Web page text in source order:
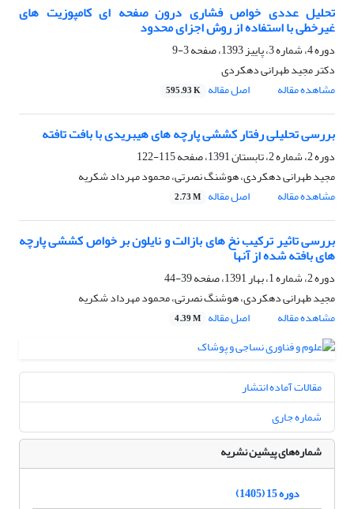
تحلیل عددی خواص فشاری درون صفحه ای کامپوزیت های
غیرخطی با استفاده از روش اجزای محدود
دوره 4، شماره 3، پاییز 1393، صفحه
3-9
دکتر مجید طهرانی دهکردی
مشاهده مقاله
اصل مقاله 595.93 K
بررسی تحلیلی رفتار کششی پارچه های هیبریدی با بافت تافته
دوره 2، شماره 2، تابستان 1391، صفحه
115-122
مجید طهرانی دهکردی، هوشنگ نصرتی، محمود مهرداد شکریه
مشاهده مقاله
اصل مقاله 2.73 M
بررسی تاثیر ترکیب نخ های بازالت و نایلون بر خواص کششی پارچه
های بافته شده از آنها
دوره 2، شماره 1، بهار 1391، صفحه
39-44
مجید طهرانی دهکردی، هوشنگ نصرتی، محمود مهرداد شکریه
مشاهده مقاله
اصل مقاله 4.39 M
مقالات آماده انتشار
شماره جاری
شماره‌های پیشین نشریه
دوره 15 (1405)